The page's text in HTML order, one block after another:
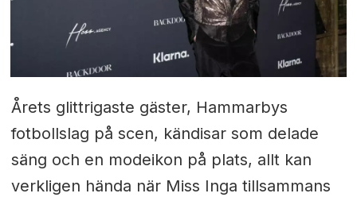
Årets glittrigaste gäster, Hammarbys
fotbollslag på scen, kändisar som delade
säng och en modeikon på plats, allt kan
verkligen hända när Miss Inga tillsammans